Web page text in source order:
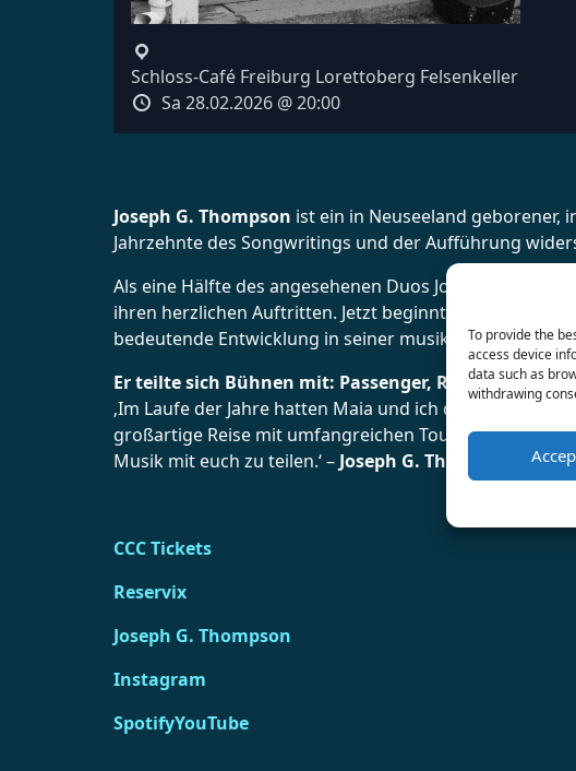
To provide the
access device
data such as
withdrawing
Schloss-Café Freiburg Lorettoberg Felsenkeller
Sa 28.02.2026 @ 20:00
Joseph G. Thompson ist ein in Neuseeland geborener,
Jahrzehnte des Songwritings und der Aufführung
Als eine Hälfte des angesehenen Duos Joseph &
ihren herzlichen Auftritten. Jetzt beginnt Joseph ein
bedeutende Entwicklung in seiner musikalischen Reise
Er teilte sich Bühnen mit: Passenger, Rodriguez, Stu
‚Im Laufe der Jahre hatten Maia und ich das Glück,
großartige Reise mit umfangreichen Tourneen und
Musik mit euch zu teilen.‘ – Joseph G. Thompson
CCC Tickets
Reservix
Joseph G. Thompson
Instagram
SpotifyYouTube
Subscribe for
Nicht mehr